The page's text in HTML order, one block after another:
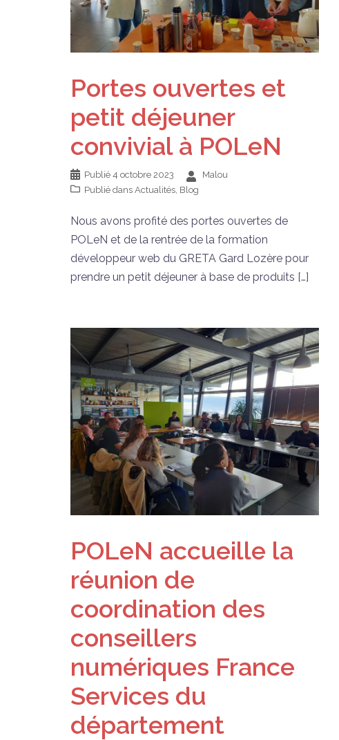
Portes ouvertes et
petit déjeuner
convivial à POLeN
Publié 4 octobre 2023
Malou
Publié dans Actualités, Blog
Nous avons profité des portes ouvertes de
POLeN et de la rentrée de la formation
développeur web du GRETA Gard Lozère pour
prendre un petit déjeuner à base de produits […]
POLeN accueille la
réunion de
coordination des
conseillers
numériques France
Services du
département